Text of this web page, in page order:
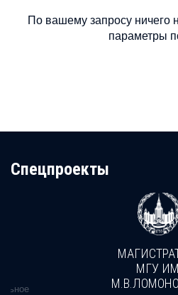
По вашему запросу ничего
параметры
Cпецпроекты
МГУ ИМ.